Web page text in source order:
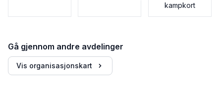
kampkort
Gå gjennom andre avdelinger
Vis organisasjonskart